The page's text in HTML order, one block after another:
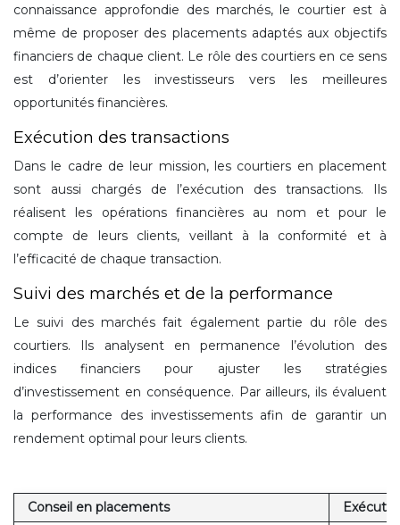
connaissance approfondie des marchés, le courtier est à
même de proposer des placements adaptés aux objectifs
financiers de chaque client. Le rôle des courtiers en ce sens
est d’orienter les investisseurs vers les meilleures
opportunités financières.
Exécution des transactions
Dans le cadre de leur mission, les courtiers en placement
sont aussi chargés de l’exécution des transactions. Ils
réalisent les opérations financières au nom et pour le
compte de leurs clients, veillant à la conformité et à
l’efficacité de chaque transaction.
Suivi des marchés et de la performance
Le suivi des marchés fait également partie du rôle des
courtiers. Ils analysent en permanence l’évolution des
indices financiers pour ajuster les stratégies
d’investissement en conséquence. Par ailleurs, ils évaluent
la performance des investissements afin de garantir un
rendement optimal pour leurs clients.
Conseil en placements